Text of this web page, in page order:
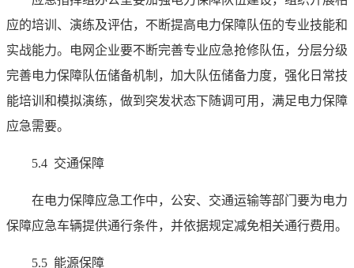
应的培训、演练及评估，不断提高电力保障队伍的专业技能和
实战能力。电网企业要不断完善专业应急抢修队伍，分层分级
完善电力保障队伍储备机制，加大队伍储备力度，强化日常技
能培训和模拟演练，做到突发状态下随调可用，满足电力保障
应急需要。
5.4 交通保障
在电力保障应急工作中，公安、交通运输等部门要为电力
保障应急车辆提供通行条件，并依据规定减免相关通行费用。
5.5 能源保障